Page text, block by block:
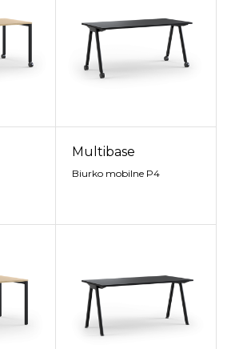
Multibase
Biurko mobilne P4